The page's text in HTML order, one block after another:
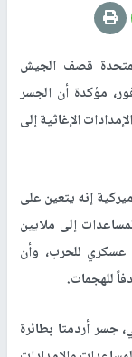
قصف الجيش
مؤكدة أن الجسر
الإغاثية إلى
إنه يتعين على
إلى ملايين
عسكري للحرب، وأن
للهجمات.
جسر أردمتا بطائرة